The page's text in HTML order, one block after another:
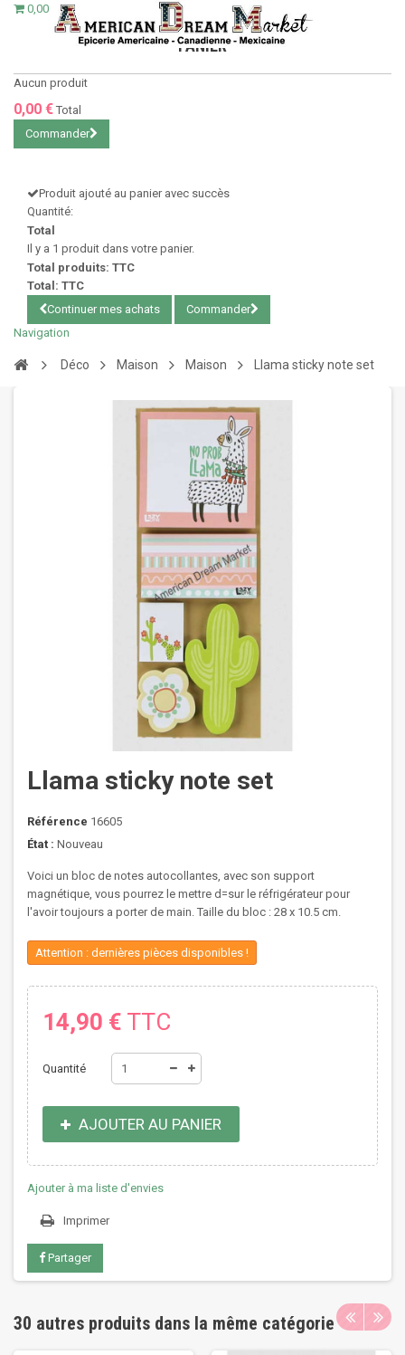
0,00 €
PANIER
Aucun produit
0,00 € Total
Commander
Produit ajouté au panier avec succès
Quantité:
Total
Il y a 1 produit dans votre panier.
Total produits: TTC
Total: TTC
Continuer mes achats
Commander
Navigation
Déco Maison Maison Llama sticky note set
Llama sticky note set
Référence 16605
État : Nouveau
Voici un bloc de notes autocollantes, avec son support
magnétique, vous pourrez le mettre d=sur le réfrigérateur pour
l'avoir toujours a porter de main. Taille du bloc : 28 x 10.5 cm.
Attention : dernières pièces disponibles !
14,90 € TTC
Quantité
AJOUTER AU PANIER
Ajouter à ma liste d'envies
Imprimer
Partager
30 autres produits dans la même catégorie